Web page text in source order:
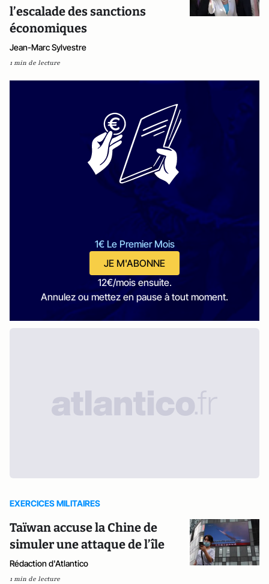
l’escalade des sanctions
économiques
Jean-Marc Sylvestre
1 min de lecture
1€ Le Premier Mois
JE M'ABONNE
12€/mois ensuite.
Annulez ou mettez en pause à tout moment.
EXERCICES MILITAIRES
Taïwan accuse la Chine de
simuler une attaque de l’île
Rédaction d'Atlantico
1 min de lecture